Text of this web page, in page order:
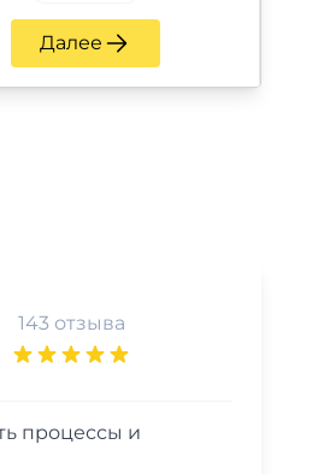
Далее
143 отзыва
процессы и